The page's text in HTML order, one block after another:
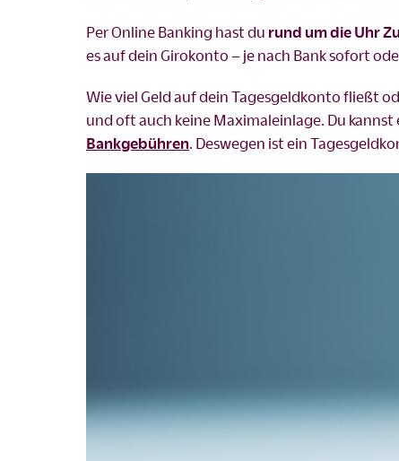
Per Online Banking hast du rund um die Uhr
es auf dein Girokonto – je nach Bank sofort
Wie viel Geld auf dein Tagesgeldkonto fließt
und oft auch keine Maximaleinlage. Du kannst
Bankgebühren. Deswegen ist ein